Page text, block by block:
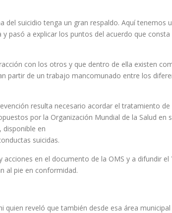
suicidio tenga un gran respaldo. Aquí tenemos
pasó a explicar los puntos del acuerdo que consta
con los otros y que dentro de ella existen
partir de un trabajo mancomunado entre los
resulta necesario acordar el tratamiento de
por la Organización Mundial de la Salud en
disponible en
suicidas.
en el documento de la OMS y a difundir el
al pie en conformidad.
reveló que también desde esa área